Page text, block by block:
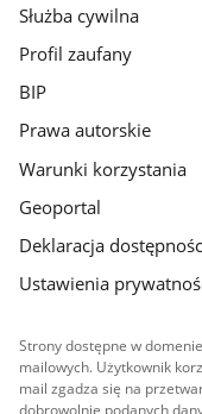
Służba cywilna
Profil zaufany
BIP
Prawa autorskie
Warunki korzystania
Geoportal
Deklaracja
Ustawienia
Strony dostępne w
mailowych. Użytkownik
mail zgadza się na
dobrowolnie podanych